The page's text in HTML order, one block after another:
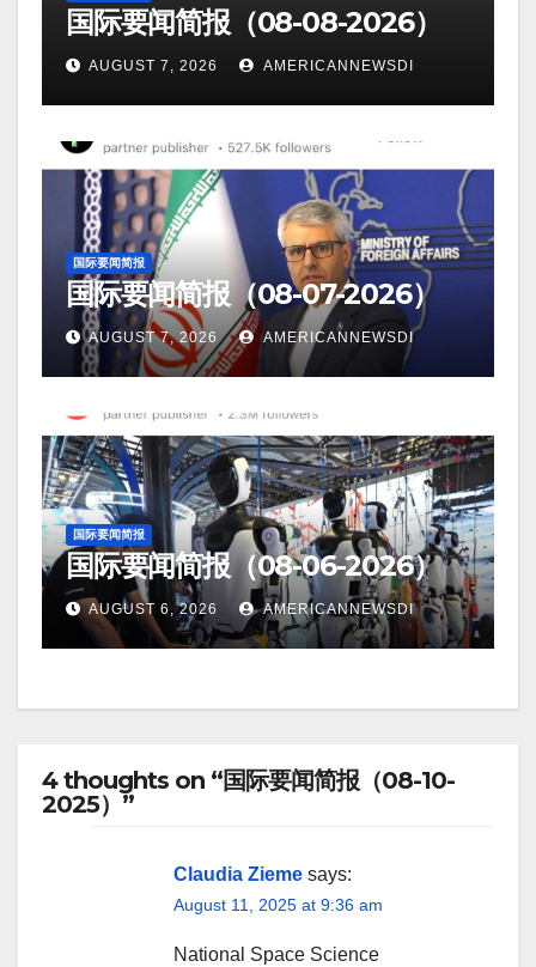
国际要闻简报（08-08-2026）
AUGUST 7, 2026 AMERICANNEWSDI
国际要闻简报
国际要闻简报（08-07-2026）
AUGUST 7, 2026 AMERICANNEWSDI
国际要闻简报
国际要闻简报（08-06-2026）
AUGUST 6, 2026 AMERICANNEWSDI
4 thoughts on “国际要闻简报（08-10-
2025）”
Claudia Zieme says:
August 11, 2025 at 9:36 am
National Space Science